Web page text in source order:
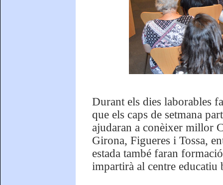
Durant els dies laborables
que els caps de setmana
ajudaran a conèixer millor
Girona, Figueres i Tossa,
estada també faran
impartirà al centre educatiu